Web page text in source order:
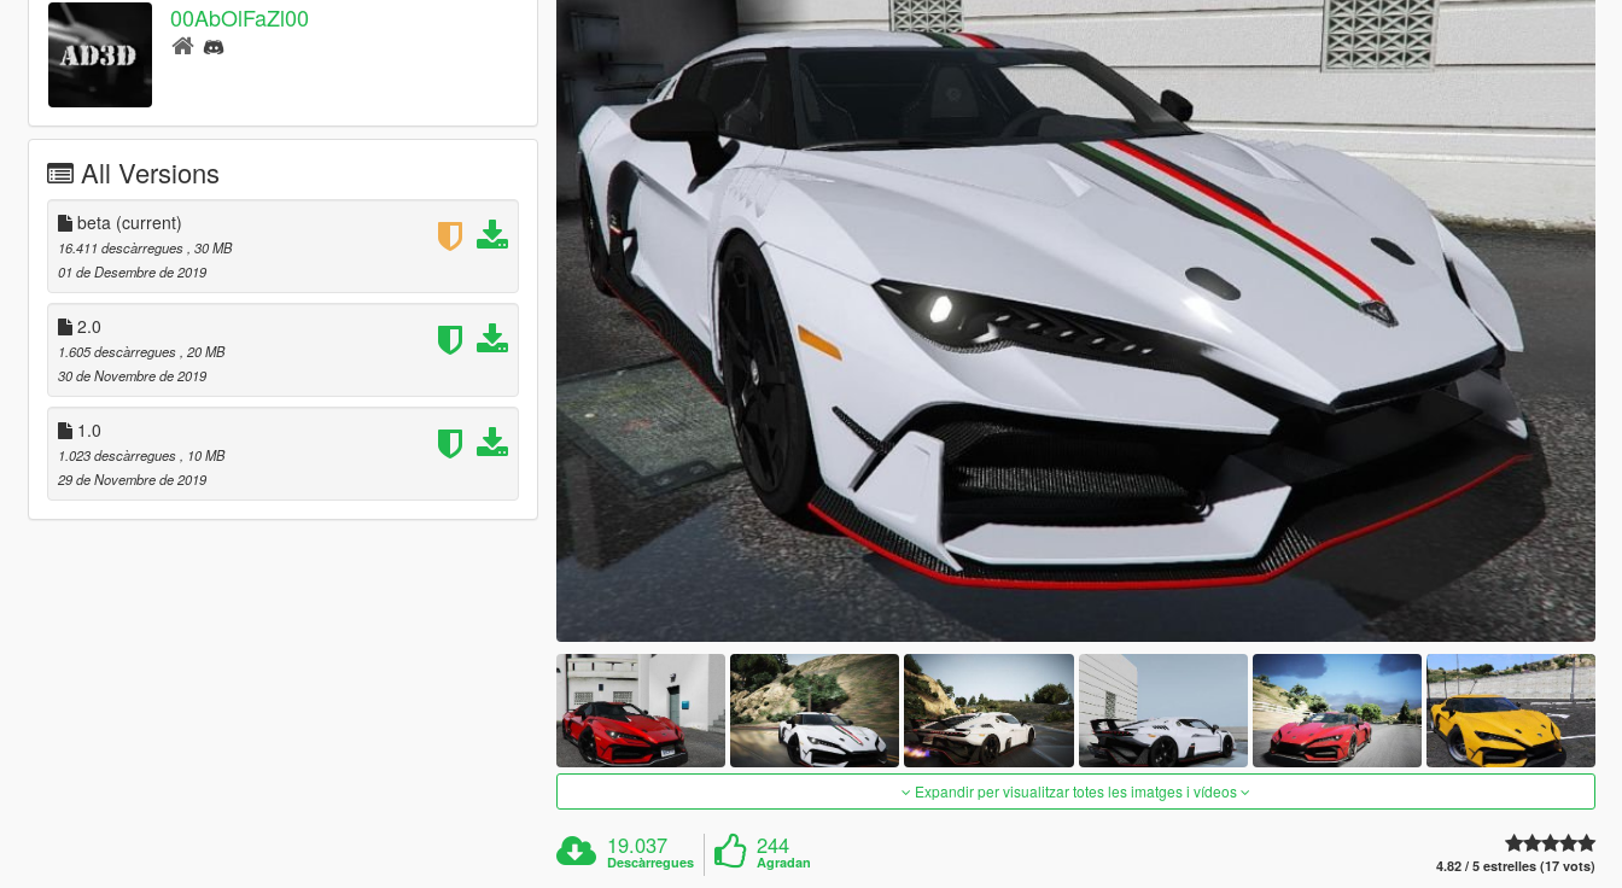
00AbOlFaZl00
All Versions
beta (current)
16.411 descàrregues , 30 MB
01 de Desembre de 2019
2.0
1.605 descàrregues , 20 MB
30 de Novembre de 2019
1.0
1.023 descàrregues
, 10 MB
29 de Novembre de 2019
Expandir per visualitzar totes les imatges i vídeos
19.037
Descàrregues
244
Agradan 4.82 / 5 estrelles (17 vots)